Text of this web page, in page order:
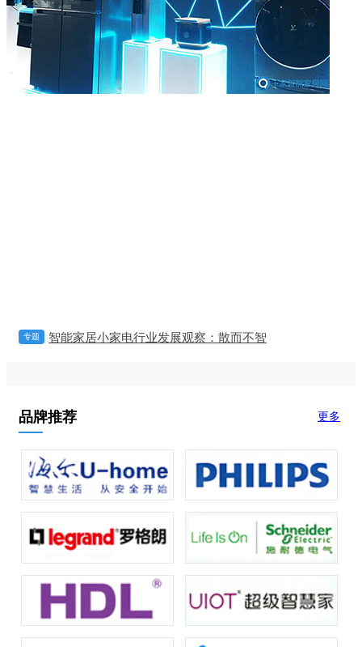
专题 智能家居小家电行业发展观察：散而不智
品牌推荐 更多